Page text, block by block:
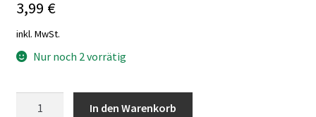
3,99 €
inkl. MwSt.
Nur noch 2 vorrätig
In den Warenkorb